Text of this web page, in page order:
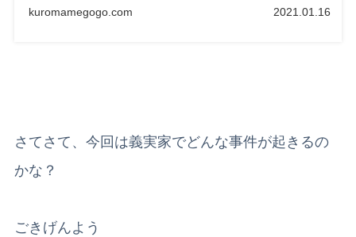
イブに立ち寄りたいおすすめカフェ。
kuromamegogo.com 2021.01.16
さてさて、今回は義実家でどんな事件が起きるの
かな？
ごきげんよう